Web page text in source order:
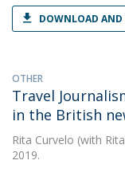
DOWNLOAD AND
OTHER
Travel
in the British
Rita Curvelo (with
2019.